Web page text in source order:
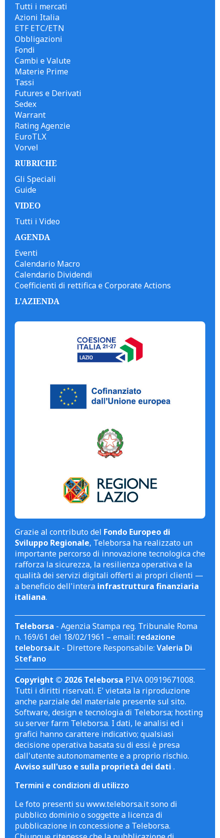
Tutti i mercati
Azioni Italia
ETF ETC/ETN
Obbligazioni
Fondi
Cambi e Valute
Materie Prime
Tassi
Futures e Derivati
Sedex
Warrant
Rating Agenzie
EuroTLX
Vorvel
RUBRICHE
Gli Speciali
Guide
VIDEO
Tutti i Video
AGENDA
Eventi
Calendario Macro
Calendario Dividendi
Coefficienti di rettifica e Corporate Actions
L'AZIENDA
Grazie al contributo del Fondo Europeo di
Sviluppo Regionale, Teleborsa ha realizzato un
importante percorso di innovazione tecnologica che
rafforza la sicurezza, la resilienza operativa e la
qualità dei servizi digitali offerti ai propri clienti —
a beneficio dell'intera infrastruttura finanziaria
italiana.
Teleborsa - Agenzia Stampa reg. Tribunale Roma
n. 169/61 del 18/02/1961 – email: redazione
teleborsa.it - Direttore Responsabile: Valeria Di
Stefano
Copyright © 2026 Teleborsa P.IVA 00919671008.
Tutti i diritti riservati. E' vietata la riproduzione
anche parziale del materiale presente sul sito.
Software, design e tecnologia di Teleborsa; hosting
su server farm Teleborsa. I dati, le analisi ed i
grafici hanno carattere indicativo; qualsiasi
decisione operativa basata su di essi è presa
dall'utente autonomamente e a proprio rischio.
Avviso sull'uso e sulla proprietà dei dati .
Termini e condizioni di utilizzo
Le foto presenti su www.teleborsa.it sono di
pubblico dominio o soggette a licenza di
pubblicazione in concessione a Teleborsa.